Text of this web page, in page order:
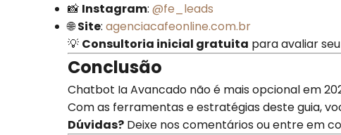
📸 Instagram: @fe_leads
🌐Site: agenciacafeonline.com.br
💡 Consultoria inicial gratuita para avaliar
Conclusão
Chatbot Ia Avancado não é mais opcional em
Com as ferramentas e estratégias deste guia,
Dúvidas? Deixe nos comentários ou entre em